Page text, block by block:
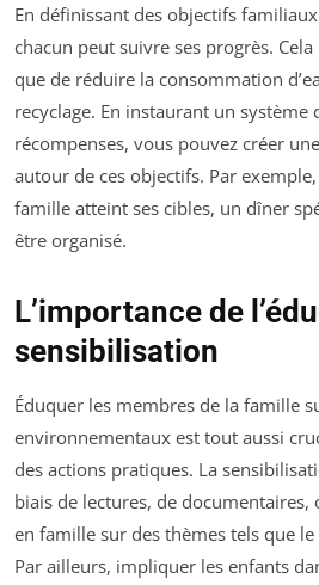
En définissant des objectifs
chacun peut suivre ses progrès.
que de réduire la consommation
recyclage. En instaurant un système
récompenses, vous pouvez créer
autour de ces objectifs. Par
famille atteint ses cibles, un dîner
être organisé.
L’importance de
sensibilisation
Éduquer les membres de la famille
environnementaux est tout aussi
des actions pratiques. La
biais de lectures, de documentaires,
en famille sur des thèmes tels que
Par ailleurs, impliquer les enfants